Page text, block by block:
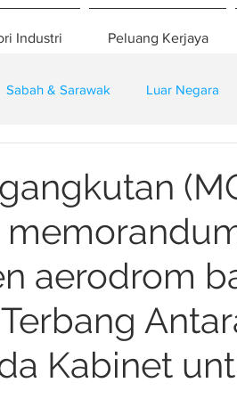
Industri Peluang Kerjaya
Sabah & Sarawak Luar Negara
aerodrom
Kabinet